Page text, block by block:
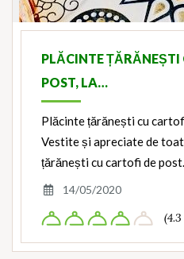
PLĂCINTE ȚĂRĂNEȘTI
POST, LA…
Plăcinte țărănești cu
Vestite și apreciate de
țărănești cu cartofi de
14/05/2020